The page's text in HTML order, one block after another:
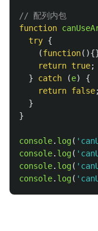
// 配列内包
function
try {
(function
return true;
}
catch (e)
{
return false;
}
}
console. log( '
console. log( '
console. log( '
console. log( '